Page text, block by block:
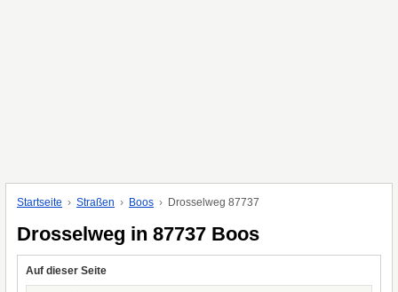
Startseite Straßen Boos Drosselweg 87737
Drosselweg in 87737 Boos
Auf dieser Seite